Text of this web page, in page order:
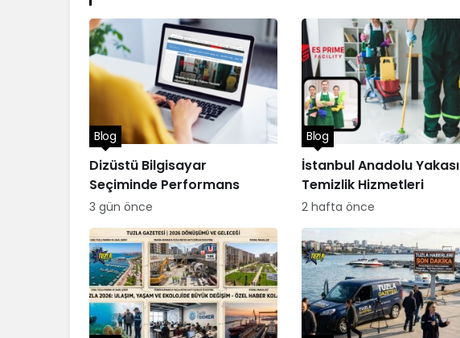
Dizüstü Bilgisayar
Seçiminde Performans
Blog
3 gün önce
İstanbul Anadolu Yakası
Temizlik Hizmetleri
Blog
2 hafta önce